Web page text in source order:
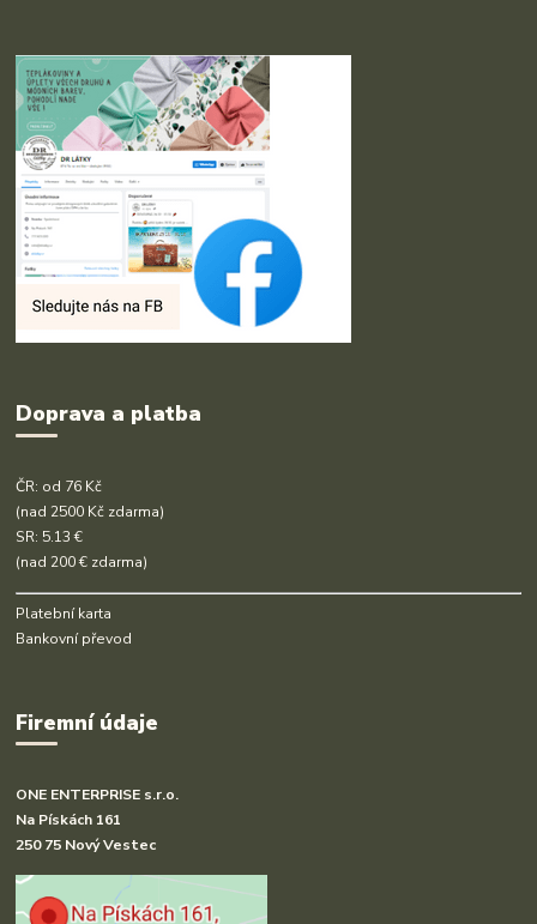
Doprava a platba
ČR: od 76 Kč
(nad 2500 Kč zdarma)
SR: 5.13 €
(nad 200 € zdarma)
Platební karta
Bankovní převod
Firemní údaje
ONE ENTERPRISE s.r.o.
Na Pískách 161
250 75 Nový Vestec